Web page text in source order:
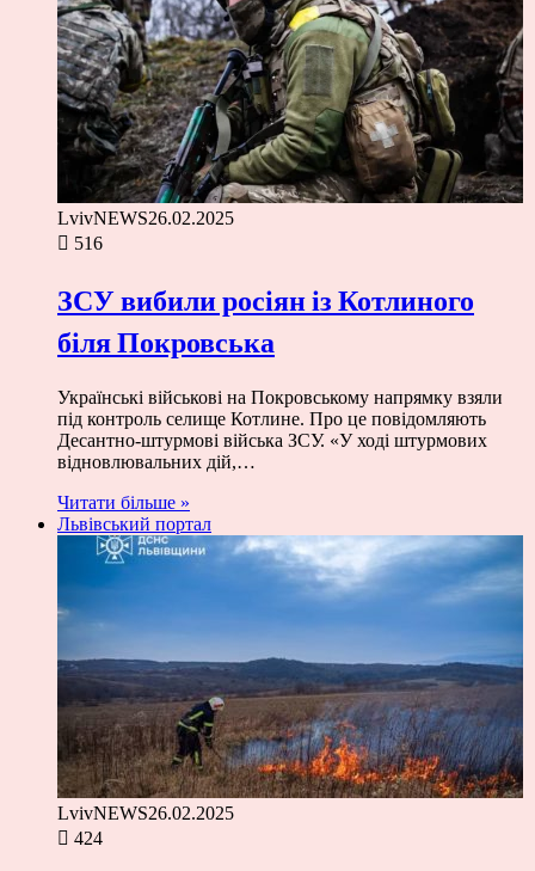
LvivNEWS26.02.2025
516
ЗСУ вибили росіян із Котлиного
біля Покровська
Українські військові на Покровському напрямку взяли
під контроль селище Котлине. Про це повідомляють
Десантно-штурмові війська ЗСУ. «У ході штурмових
відновлювальних дій,…
Читати більше »
Львівський портал
LvivNEWS26.02.2025
424